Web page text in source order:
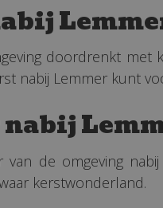
doordrenkt
nabij Lemmer kunt
van de omgeving
kerstwonderland.